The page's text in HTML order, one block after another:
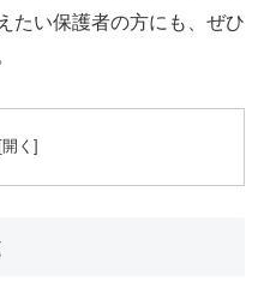
たい保護者の方にも、ぜひ